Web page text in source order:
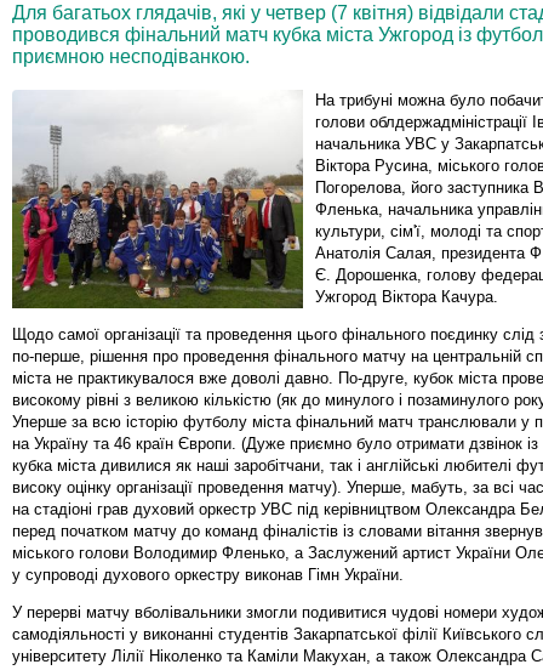
Для багатьох глядачів, які у четвер (7 квітня) відвідали
проводився фінальний матч кубка міста Ужгород із
приємною несподіванкою.
На трибуні можна було
голови облдержадміністрації
начальника УВС у
Віктора Русина, міського
Погорелова, його заступника
Фленька, начальника
культури, сім'ї, молоді та
Анатолія Салая, президента
Є. Дорошенка, голову
Ужгород Віктора Качура.
Щодо самої організації та проведення цього фінального поєдинку
по-перше, рішення про проведення фінального матчу на центральній
міста не практикувалося вже доволі давно. По-друге, кубок міста
високому рівні з великою кількістю (як до минулого і позаминулого
Уперше за всю історію футболу міста фінальний матч транслювали у
на Україну та 46 країн Європи. (Дуже приємно було отримати дзвінок із
кубка міста дивилися як наші заробітчани, так і англійські любителі
високу оцінку організації проведення матчу). Уперше, мабуть, за всі
на стадіоні грав духовий оркестр УВС під керівництвом Олександра
перед початком матчу до команд фіналістів із словами вітання
міського голови Володимир Фленько, а Заслужений артист України
у супроводі духового оркестру виконав Гімн України.
У перерві матчу вболівальники змогли подивитися чудові номери
самодіяльності у виконанні студентів Закарпатської філії Київського
університету Лілії Ніколенко та Каміли Макухан, а також Олександра